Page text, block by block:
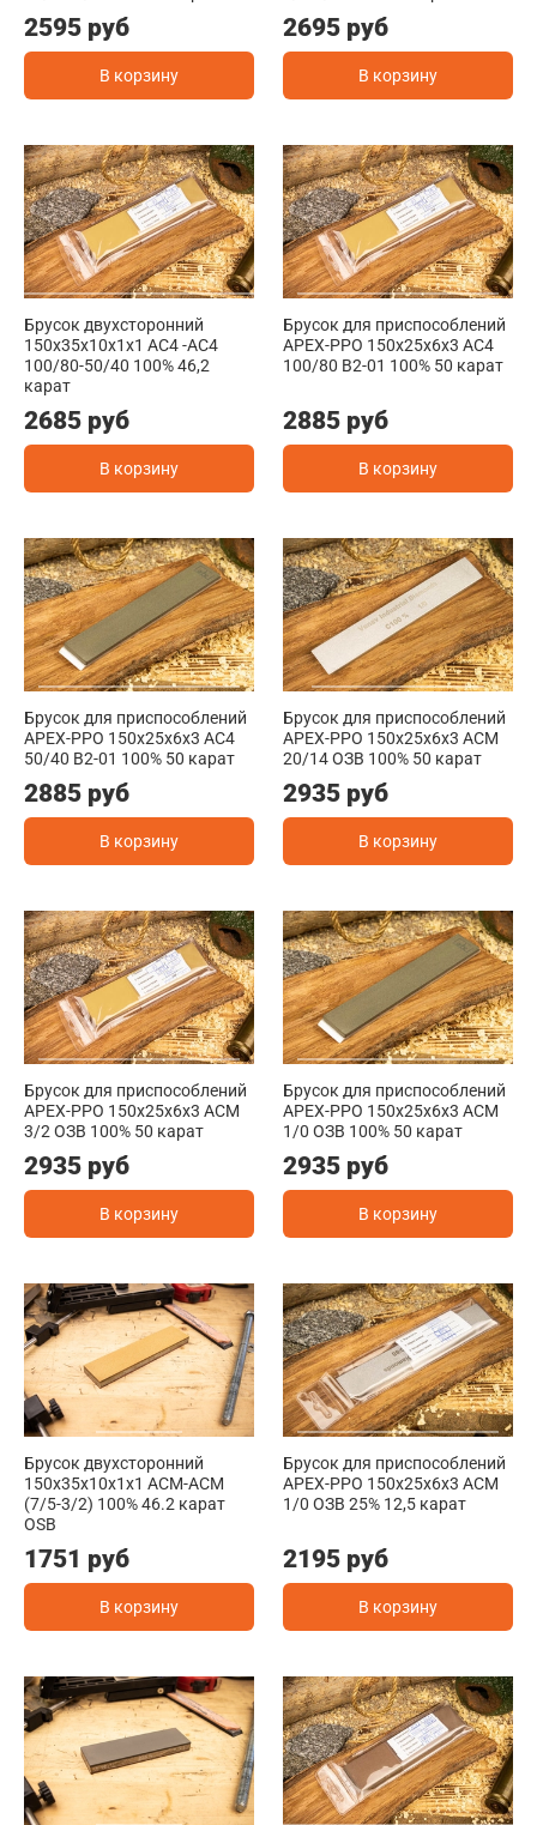
2595 руб
В корзину
2695 руб
В корзину
Брусок двухсторонний
150x35x10x1x1 АС4 -АС4
100/80-50/40 100% 46,2
карат
2685 руб
В корзину
Брусок для приспособлений
АРЕХ-РРО 150x25x6x3 АС4
100/80 В2-01 100% 50 карат
2885 руб
В корзину
Брусок для приспособлений
АРЕХ-РРО 150x25x6x3 АС4
50/40 В2-01 100% 50 карат
2885 руб
В корзину
Брусок для приспособлений
АРЕХ-РРО 150x25x6x3 АСМ
20/14 ОЗВ 100% 50 карат
2935 руб
В корзину
Брусок для приспособлений
АРЕХ-РРО 150x25x6x3 АСМ
3/2 ОЗВ 100% 50 карат
2935 руб
В корзину
Брусок для приспособлений
АРЕХ-РРО 150x25x6x3 АСМ
1/0 ОЗВ 100% 50 карат
2935 руб
В корзину
Брусок двухсторонний
150х35х10х1х1 ACM-ACM
(7/5-3/2) 100% 46.2 карат
OSB
1751 руб
В корзину
Брусок для приспособлений
АРЕХ-РРО 150x25x6x3 АСМ
1/0 ОЗВ 25% 12,5 карат
2195 руб
В корзину